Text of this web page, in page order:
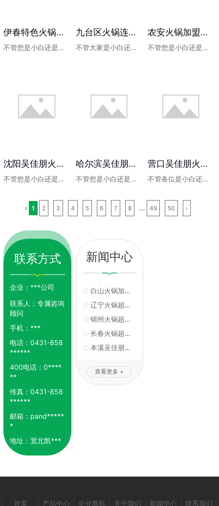
伊春特色火锅加盟价格
不管您是小白还是想转行开店的人员都可以加...
九台区火锅连锁加盟详情
不管大家是小白还是想转行开店的人员都可以...
农安火锅加盟电话多少
不管您是小白还是想转行开店的人员都可以加...
沈阳吴佳朋火锅超市加盟
不管您是小白还是想转行开店的人员都可以加...
哈尔滨吴佳朋火锅加盟多少钱
不管您是小白还是想转行开店的人员都可以加...
营口吴佳朋火锅加盟电话
不管各位是小白还是想转行开店的人员都可以...
‹ 1 2 3 4 5 6 7 8 ... 49 50 ›
联系方式
企业： ***公司
联系人：专属咨询
顾问
手机： ***
电话：0431-858
******
400电话：0****
**
传真：0431-858
******
邮箱： pand*****
*
地址： 宽北凯***
新闻中心
白山火锅加盟详情
辽宁火锅超市加盟价格
锦州火锅超市加盟多少钱
长春火锅超市加盟商
本溪吴佳朋火锅加盟店
查看更多 +
首页 产品中心 企业商机 关于我们 新闻中心
联系我们